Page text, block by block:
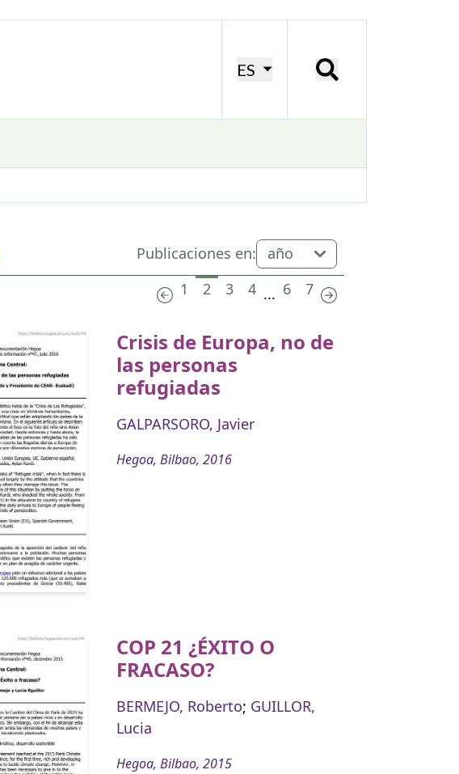
ES
Publicaciones en:
1 2 3 4 ... 6 7
Crisis de Europa, no de
las personas
refugiadas
GALPARSORO, Javier
Hegoa, Bilbao, 2016
COP 21 ¿ÉXITO O
FRACASO?
BERMEJO, Roberto; GUILLOR,
Lucia
Hegoa, Bilbao, 2015